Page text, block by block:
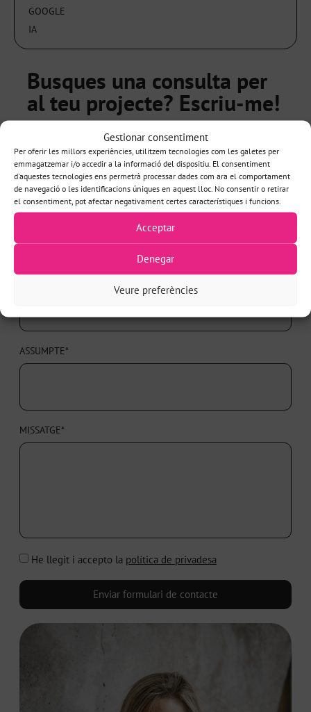
Gestionar consentiment
Per oferir les millors experiències, utilitzem tecnologies com les galetes per
emmagatzemar i/o accedir a la informació del dispositiu. El consentiment
d'aquestes tecnologies ens permetrà processar dades com ara el comportament
de navegació o les identificacions úniques en aquest lloc. No consentir o retirar
el consentiment, pot afectar negativament certes característiques i funcions.
Acceptar
Denegar
Veure preferències
GOOGLE
IA
Busques una consulta per
al teu projecte? Escriu-me!
EMAIL*
ASSUMPTE*
MISSATGE*
He llegit i accepto la política de privadesa
Enviar formulari de contacte